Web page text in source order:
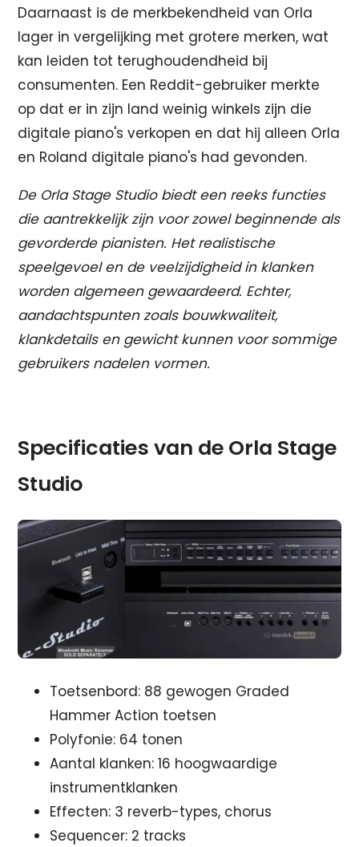
Daarnaast is de merkbekendheid van Orla
lager in vergelijking met grotere merken, wat
kan leiden tot terughoudendheid bij
consumenten. Een Reddit-gebruiker merkte
op dat er in zijn land weinig winkels zijn die
digitale piano's verkopen en dat hij alleen Orla
en Roland digitale piano's had gevonden.
De Orla Stage Studio biedt een reeks functies
die aantrekkelijk zijn voor zowel beginnende als
gevorderde pianisten. Het realistische
speelgevoel en de veelzijdigheid in klanken
worden algemeen gewaardeerd. Echter,
aandachtspunten zoals bouwkwaliteit,
klankdetails en gewicht kunnen voor sommige
gebruikers nadelen vormen.
Specificaties van de Orla Stage
Studio
Toetsenbord: 88 gewogen Graded
Hammer Action toetsen
Polyfonie: 64 tonen
Aantal klanken: 16 hoogwaardige
instrumentklanken
Effecten: 3 reverb-types, chorus
Sequencer: 2 tracks